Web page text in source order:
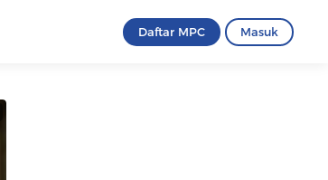
Daftar MPC Masuk